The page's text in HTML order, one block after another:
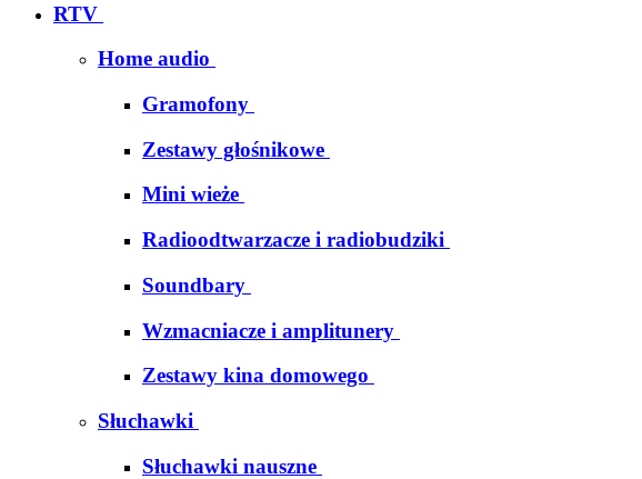
RTV
Home audio
Gramofony
Zestawy głośnikowe
Mini wieże
Radioodtwarzacze i radiobudziki
Soundbary
Wzmacniacze i amplitunery
Zestawy kina domowego
Słuchawki
Słuchawki nauszne